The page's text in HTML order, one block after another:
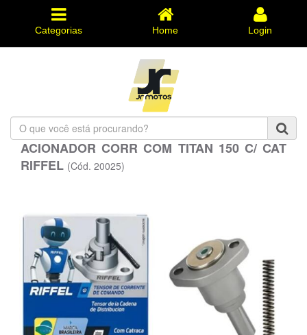
Categorias Home Login
O
que
você
está
ACIONADOR CORR COM TITAN 150 C/ CAT
RIFFEL (Cód. 20025)